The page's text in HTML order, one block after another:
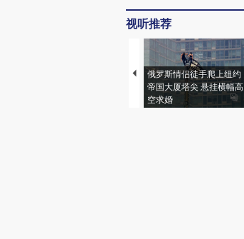
视听推荐
俄罗斯情侣徒手爬上纽约
帝国大厦塔尖 悬挂横幅高
空求婚